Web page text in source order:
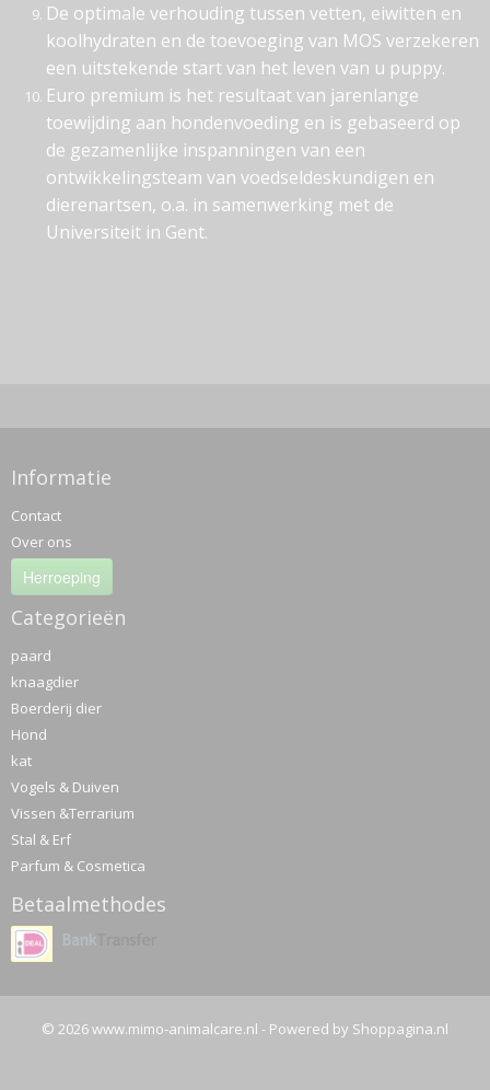
De optimale verhouding tussen vetten, eiwitten en
koolhydraten en de toevoeging van MOS verzekeren
een uitstekende start van het leven van u puppy.
Euro premium is het resultaat van jarenlange
toewijding aan hondenvoeding en is gebaseerd op
de gezamenlijke inspanningen van een
ontwikkelingsteam van voedseldeskundigen en
dierenartsen, o.a. in samenwerking met de
Universiteit in Gent.
Informatie
Contact
Over ons
Herroeping
Categorieën
paard
knaagdier
Boerderij dier
Hond
kat
Vogels & Duiven
Vissen &Terrarium
Stal & Erf
Parfum & Cosmetica
Betaalmethodes
© 2026 www.mimo-animalcare.nl - Powered by Shoppagina.nl